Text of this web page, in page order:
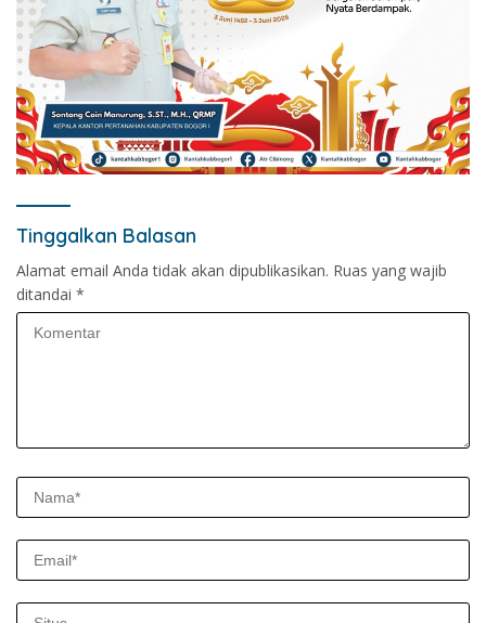
Tinggalkan Balasan
Alamat email Anda tidak akan dipublikasikan. Ruas yang wajib
ditandai *